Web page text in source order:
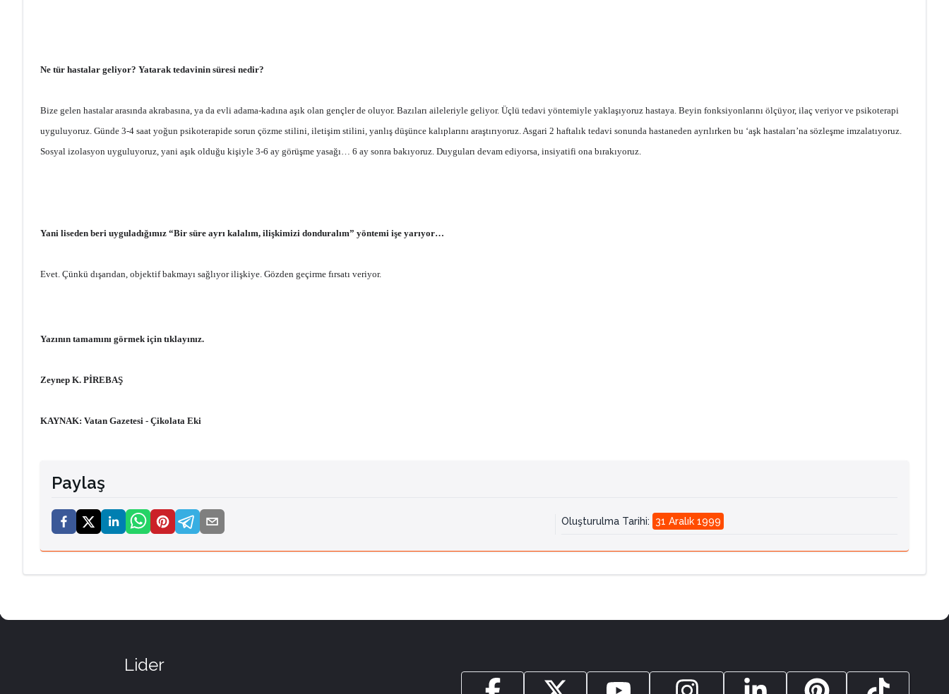
Ne tür hastalar geliyor? Yatarak tedavinin süresi nedir?
Bize gelen hastalar arasında akrabasına, ya da evli adama-kadına aşık olan gençler de oluyor. Bazıları aileleriyle geliyor. Üçlü tedavi yöntemiyle yaklaşıyoruz hastaya. Beyin fonksiyonlarını ölçüyor, ilaç veriyor ve psikoterapi
uyguluyoruz. Günde 3-4 saat yoğun psikoterapide sorun çözme stilini, iletişim stilini, yanlış düşünce kalıplarını araştırıyoruz. Asgari 2 haftalık tedavi sonunda hastaneden ayrılırken bu ‘aşk hastaları’na sözleşme imzalatıyoruz.
Sosyal izolasyon uyguluyoruz, yani aşık olduğu kişiyle 3-6 ay görüşme yasağı… 6 ay sonra bakıyoruz. Duyguları devam ediyorsa, insiyatifi ona bırakıyoruz.
Yani liseden beri uyguladığımız “Bir süre ayrı kalalım, ilişkimizi donduralım” yöntemi işe yarıyor…
Evet. Çünkü dışarıdan, objektif bakmayı sağlıyor ilişkiye. Gözden geçirme fırsatı veriyor.
Yazının tamamını görmek için tıklayınız.
Zeynep K. PİREBAŞ
KAYNAK: Vatan Gazetesi - Çikolata Eki
Paylaş
Oluşturulma Tarihi: 31 Aralık 1999
Lider